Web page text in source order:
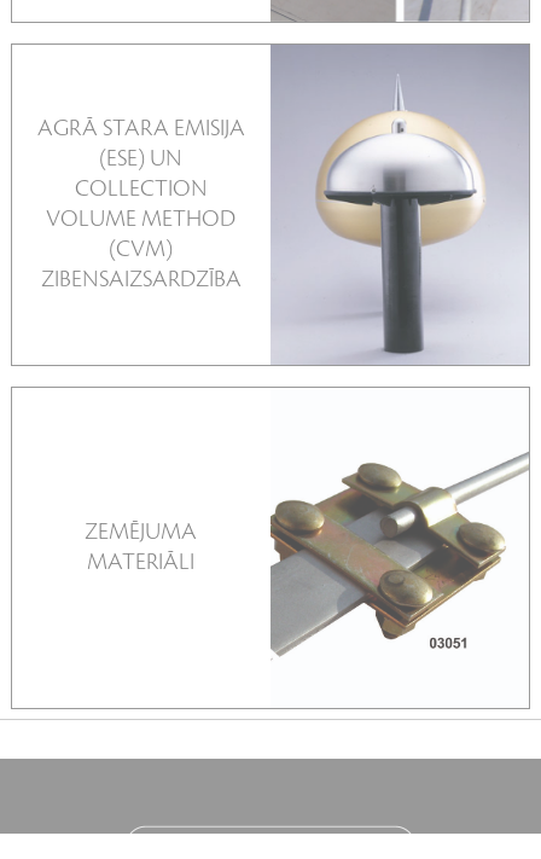
AGRĀ STARA EMISIJA
(ESE) UN
COLLECTION
VOLUME METHOD
(CVM)
ZIBENSAIZSARDZĪBA
SKATĪT VAIRĀK
ZEMĒJUMA
MATERIĀLI
SKATĪT VAIRĀK